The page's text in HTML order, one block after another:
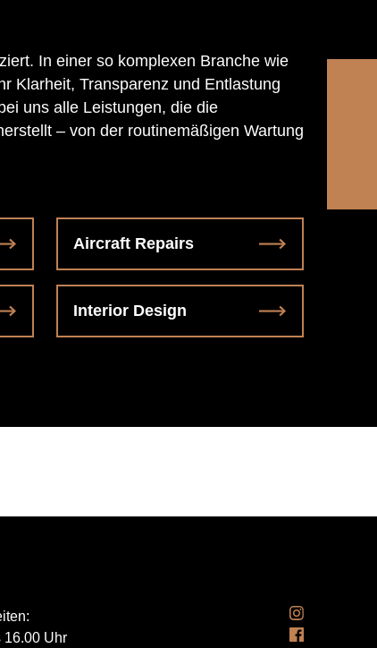
In einer so komplexen Branche wie
Klarheit, Transparenz und Entlastung
uns alle Leistungen, die die
– von der routinemäßigen Wartung
Aircraft Repairs
Interior Design
16.00 Uhr